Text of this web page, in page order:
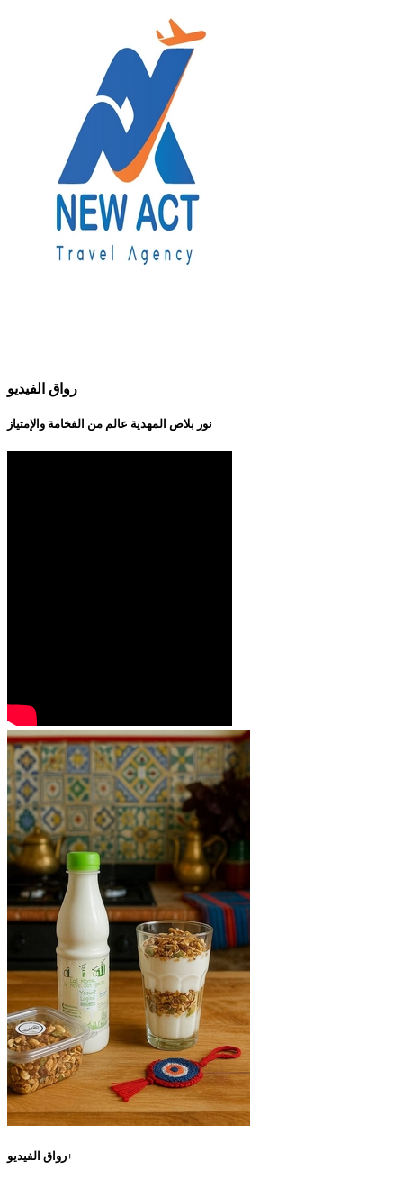
رواق الفيديو
نور بلاص المهدية عالم من الفخامة والإمتياز
رواق الفيديو+